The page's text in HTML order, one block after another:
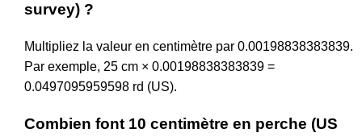
survey) ?
Multipliez la valeur en centimètre par 0.00198838383839.
Par exemple, 25 cm × 0.00198838383839 =
0.0497095959598 rd (US).
Combien font 10 centimètre en perche (US